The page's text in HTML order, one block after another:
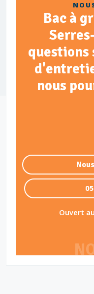
Bac à
questions
nous
Ouvert